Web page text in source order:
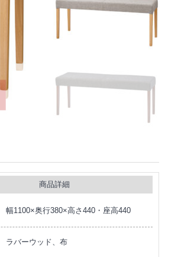
商品詳細
幅1100×奥行380×高さ440・座高440
ラバーウッド、布